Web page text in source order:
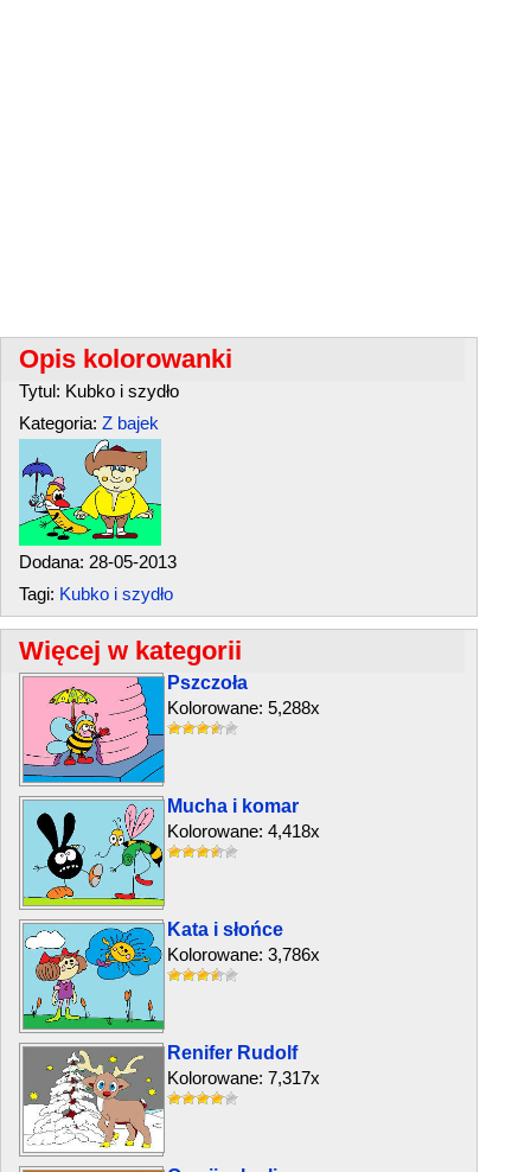
Opis kolorowanki
Tytul: Kubko i szydło
Kategoria: Z bajek
Dodana: 28-05-2013
Tagi: Kubko i szydło
Więcej w kategorii
Pszczoła
Kolorowane: 5,288x
Mucha i komar
Kolorowane: 4,418x
Kata i słońce
Kolorowane: 3,786x
Renifer Rudolf
Kolorowane: 7,317x